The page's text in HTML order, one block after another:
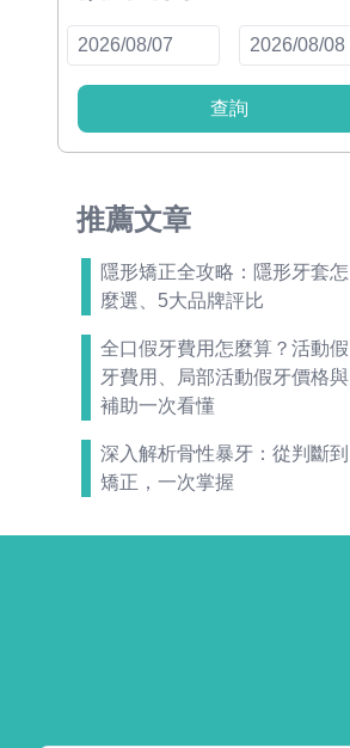
查詢
推薦文章
隱形矯正全攻略：隱形牙套怎
麼選、5大品牌評比
全口假牙費用怎麼算？活動假
牙費用、局部活動假牙價格與
補助一次看懂
深入解析骨性暴牙：從判斷到
矯正，一次掌握